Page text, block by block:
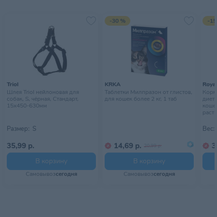
Triol
Шлея Triol нейлоновая для
собак, S, чёрная, Стандарт,
15х450-630мм
Размер: S
35,99 р.
В корзину
Самовывозсегодня
-30 %
KRKA
Таблетки Милпразон от глистов,
для кошек более 2 кг, 1 таб
14,69 р. 20,99 р.
В корзину
Самовывозсегодня
-
Вес: